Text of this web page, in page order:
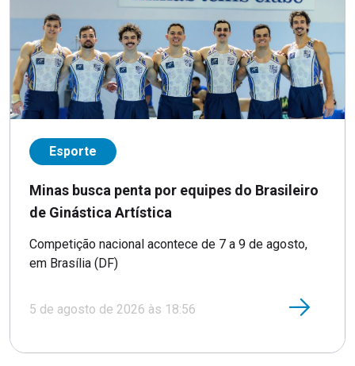
Esporte
Minas busca penta por equipes do Brasileiro
de Ginástica Artística
Competição nacional acontece de 7 a 9 de agosto,
em Brasília (DF)
5 de agosto de 2026 às 18:56